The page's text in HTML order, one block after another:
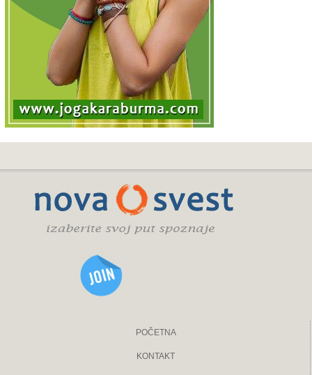
POČETNA
KONTAKT